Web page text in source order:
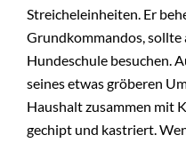
Streicheleinheiten. Er
Grundkommandos,
Hundeschule besuchen.
seines etwas gröberen
Haushalt zusammen mit
gechipt und kastriert.